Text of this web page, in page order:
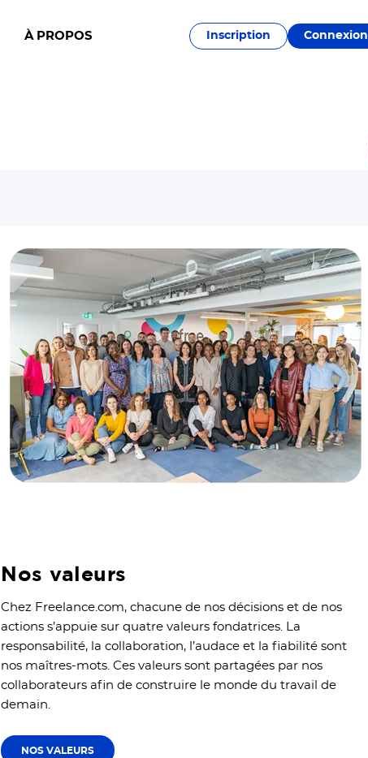
À PROPOS Inscription Connexion
Nos valeurs
Chez Freelance.com, chacune de nos décisions et de nos
actions s’appuie sur quatre valeurs fondatrices. La
responsabilité, la collaboration, l’audace et la fiabilité sont
nos maîtres-mots. Ces valeurs sont partagées par nos
collaborateurs afin de construire le monde du travail de
demain.
NOS VALEURS